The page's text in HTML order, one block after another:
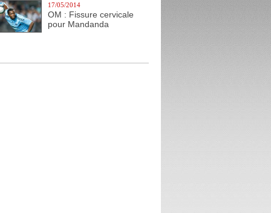
17/05/2014
OM : Fissure cervicale
pour Mandanda